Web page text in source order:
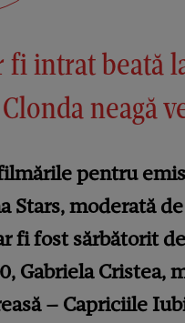
fi intrat beată
neagă
pentru
Stars, moderată
fi fost sărbătorit
Gabriela Cristea,
– Capriciile